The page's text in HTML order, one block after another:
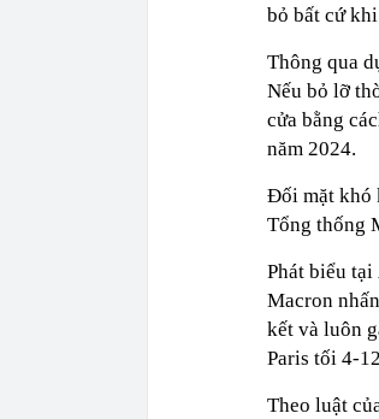
bỏ bất cứ
Thông qua
Nếu bỏ lỡ
cửa bằng
năm 2024.
Đối mặt khó
Tổng thống
Phát biểu
Macron
kết và luôn
Paris tối 4-
Theo luật